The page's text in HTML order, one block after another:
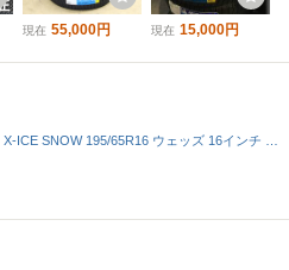
現在 55,000円 現在 15,000円